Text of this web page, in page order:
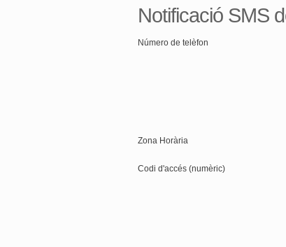
Notificació SMS
Número de telèfon
Zona Horària
Codi d'accés (numèric)